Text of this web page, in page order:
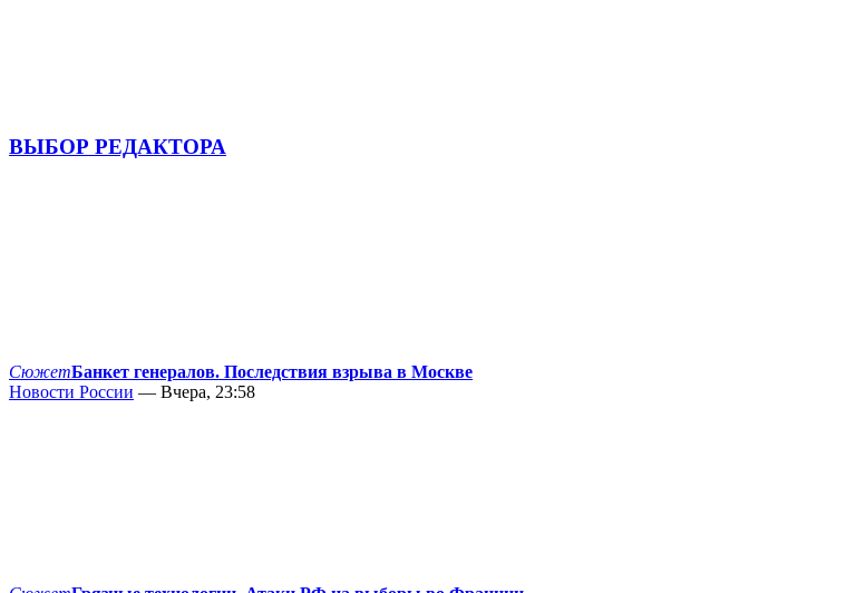
ВЫБОР РЕДАКТОРА
СюжетБанкет генералов. Последствия взрыва в Москве
Новости России — Вчера, 23:58